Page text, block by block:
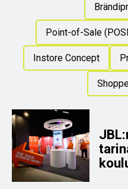
Point-of-Sale
Instore Concept